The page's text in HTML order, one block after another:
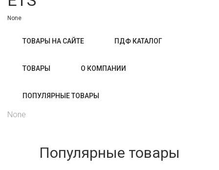
None
ТОВАРЫ НА САЙТЕ ПДФ КАТАЛОГ
ТОВАРЫ О КОМПАНИИ
ПОПУЛЯРНЫЕ ТОВАРЫ
None
Популярные товары